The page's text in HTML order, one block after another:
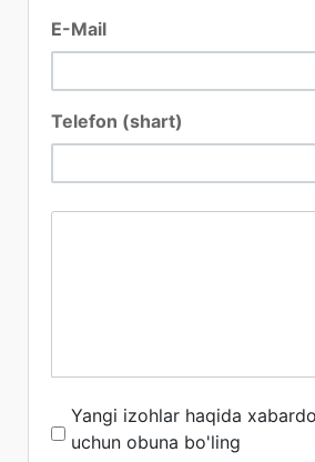
E-Mail
Telefon (shart)
Yangi izohlar haqida
uchun obuna bo'ling